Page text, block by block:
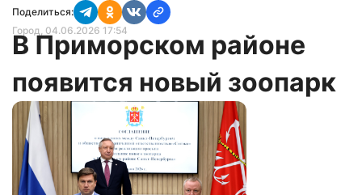
Поделиться:
Город, 04.06.2026 17:54
В Приморском районе
появится новый зоопарк